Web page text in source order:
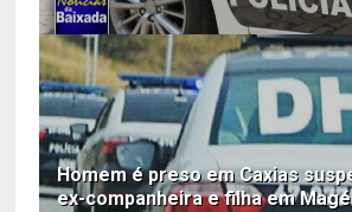
Homem é preso em Caxias
ex-companheira e filha em Magé